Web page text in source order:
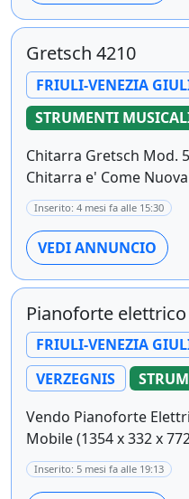
Gretsch 4210
FRIULI-VENEZIA
STRUMENTI
Chitarra Gretsch Mod.
Chitarra e' Come
Inserito: 4 mesi fa alle 15:30
VEDI ANNUNCIO
Pianoforte elettrico
FRIULI-VENEZIA
VERZEGNIS
Vendo Pianoforte
Mobile (1354 x 332 x
Inserito: 5 mesi fa alle 19:13